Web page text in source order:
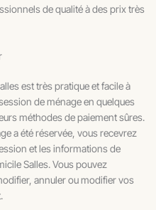
de qualité à des prix très
est très pratique et facile à
de ménage en quelques
méthodes de paiement sûres.
a été réservée, vous recevrez
et les informations de
Salles. Vous pouvez
annuler ou modifier vos